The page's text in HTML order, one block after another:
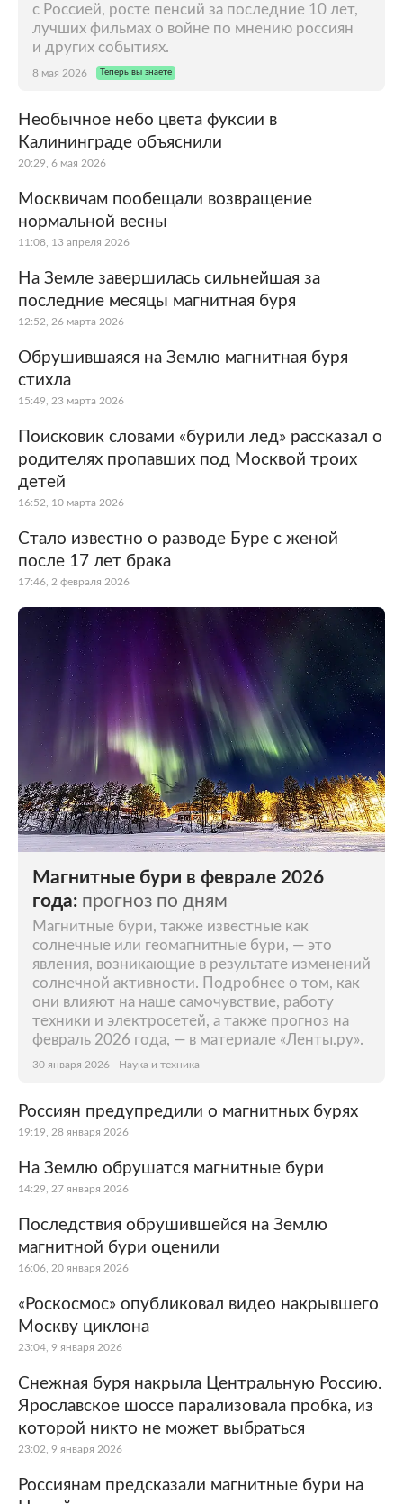
с Россией, росте пенсий за последние 10 лет,
лучших фильмах о войне по мнению россиян
и других событиях.
8 мая 2026 Теперь вы знаете
Необычное небо цвета фуксии в
Калининграде объяснили
20:29, 6 мая 2026
Москвичам пообещали возвращение
нормальной весны
11:08, 13 апреля 2026
На Земле завершилась сильнейшая за
последние месяцы магнитная буря
12:52, 26 марта 2026
Обрушившаяся на Землю магнитная буря
cтихла
15:49, 23 марта 2026
Поисковик словами «бурили лед» рассказал о
родителях пропавших под Москвой троих
детей
16:52, 10 марта 2026
Стало известно о разводе Буре с женой
после 17 лет брака
17:46, 2 февраля 2026
Магнитные бури в феврале 2026
года: прогноз по дням
Магнитные бури, также известные как
солнечные или геомагнитные бури, — это
явления, возникающие в результате изменений
солнечной активности. Подробнее о том, как
они влияют на наше самочувствие, работу
техники и электросетей, а также прогноз на
февраль 2026 года, — в материале «Ленты.ру».
30 января 2026 Наука и техника
Россиян предупредили о магнитных бурях
19:19, 28 января 2026
На Землю обрушатся магнитные бури
14:29, 27 января 2026
Последствия обрушившейся на Землю
магнитной бури оценили
16:06, 20 января 2026
«Роскосмос» опубликовал видео накрывшего
Москву циклона
23:04, 9 января 2026
Снежная буря накрыла Центральную Россию.
Ярославское шоссе парализовала пробка, из
которой никто не может выбраться
23:02, 9 января 2026
Россиянам предсказали магнитные бури на